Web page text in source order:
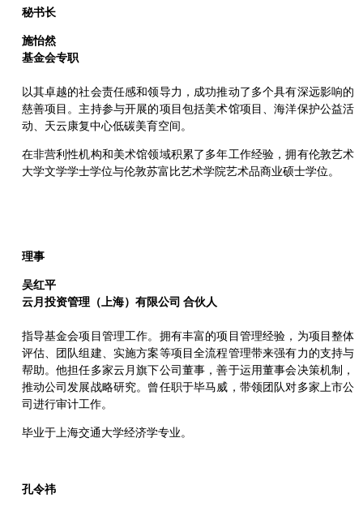
秘书长
施怡然
基金会专职
以其卓越的社会责任感和领导力，成功推动了多个具有深远影响的
慈善项目。主持参与开展的项目包括美术馆项目、海洋保护公益活
动、天云康复中心低碳美育空间。
在非营利性机构和美术馆领域积累了多年工作经验，拥有伦敦艺术
大学文学学士学位与伦敦苏富比艺术学院艺术品商业硕士学位。
理事
吴红平
云月投资管理（上海）有限公司 合伙人
指导基金会项目管理工作。拥有丰富的项目管理经验，为项目整体
评估、团队组建、实施方案等项目全流程管理带来强有力的支持与
帮助。他担任多家云月旗下公司董事，善于运用董事会决策机制，
推动公司发展战略研究。曾任职于毕马威，带领团队对多家上市公
司进行审计工作。
毕业于上海交通大学经济学专业。
孔令祎